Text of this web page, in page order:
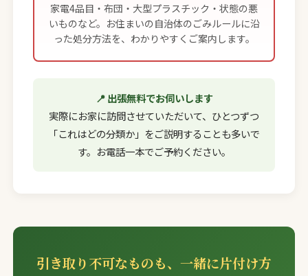
家電4品目・布団・大型プラスチック・状態の悪
いものなど。お住まいの自治体のごみルールに沿
った処分方法を、わかりやすくご案内します。
📍 出張無料でお伺いします
実際にお家に訪問させていただいて、ひとつずつ
「これはどの分類か」をご説明することも多いで
す。お電話一本でご予約ください。
引き取り不可なものも、一緒に片付け方